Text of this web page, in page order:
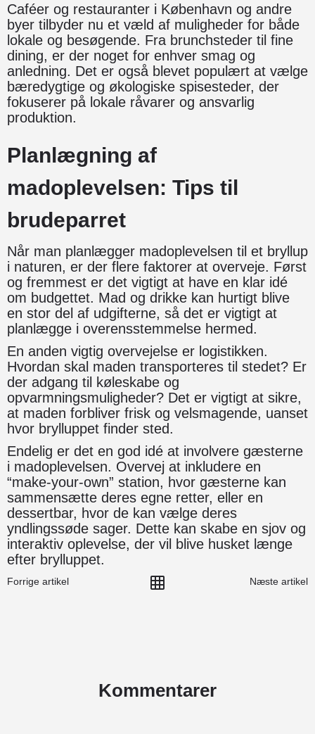
Caféer og restauranter i København og andre
byer tilbyder nu et væld af muligheder for både
lokale og besøgende. Fra brunchsteder til fine
dining, er der noget for enhver smag og
anledning. Det er også blevet populært at vælge
bæredygtige og økologiske spisesteder, der
fokuserer på lokale råvarer og ansvarlig
produktion.
Planlægning af
madoplevelsen: Tips til
brudeparret
Når man planlægger madoplevelsen til et bryllup
i naturen, er der flere faktorer at overveje. Først
og fremmest er det vigtigt at have en klar idé
om budgettet. Mad og drikke kan hurtigt blive
en stor del af udgifterne, så det er vigtigt at
planlægge i overensstemmelse hermed.
En anden vigtig overvejelse er logistikken.
Hvordan skal maden transporteres til stedet? Er
der adgang til køleskabe og
opvarmningsmuligheder? Det er vigtigt at sikre,
at maden forbliver frisk og velsmagende, uanset
hvor brylluppet finder sted.
Endelig er det en god idé at involvere gæsterne
i madoplevelsen. Overvej at inkludere en
“make-your-own” station, hvor gæsterne kan
sammensætte deres egne retter, eller en
dessertbar, hvor de kan vælge deres
yndlingssøde sager. Dette kan skabe en sjov og
interaktiv oplevelse, der vil blive husket længe
efter brylluppet.
Forrige artikel Næste artikel
Kommentarer